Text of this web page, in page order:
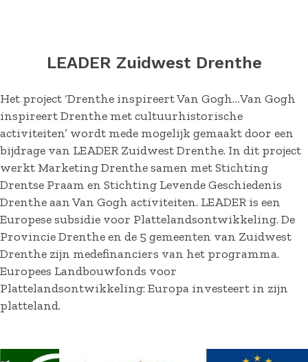
LEADER Zuidwest Drenthe
Het project ‘Drenthe inspireert Van Gogh…Van Gogh
inspireert Drenthe met cultuurhistorische
activiteiten’ wordt mede mogelijk gemaakt door een
bijdrage van LEADER Zuidwest Drenthe. In dit project
werkt Marketing Drenthe samen met Stichting
Drentse Praam en Stichting Levende Geschiedenis
Drenthe aan Van Gogh activiteiten. LEADER is een
Europese subsidie voor Plattelandsontwikkeling. De
Provincie Drenthe en de 5 gemeenten van Zuidwest
Drenthe zijn medefinanciers van het programma.
Europees Landbouwfonds voor
Plattelandsontwikkeling: Europa investeert in zijn
platteland.